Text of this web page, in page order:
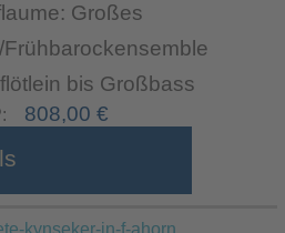
Großes
bis Großbass
808,00 €